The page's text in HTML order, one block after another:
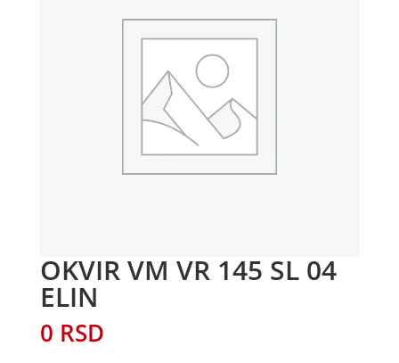
OKVIR VM VR 145 SL 04
ELIN
0 RSD